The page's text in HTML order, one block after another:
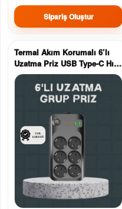
Sipariş Oluştur
Termal Akım Korumalı 6’lı
Uzatma Priz USB Type-C Hızlı
Şarj 2500W